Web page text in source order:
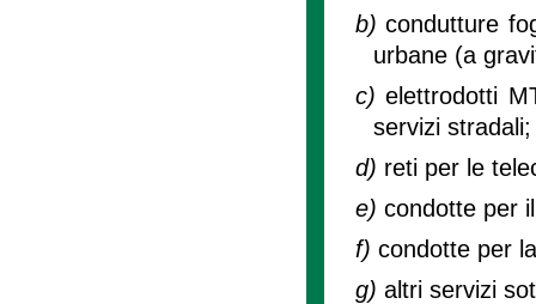
b)condutture
urbane (a
c)elettrodotti
servizi stradali;
d) reti per le
e) condotte per
f) condotte per
g) altri servizi